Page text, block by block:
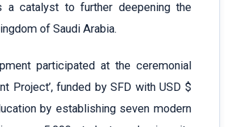
catalyst to further deepening the
of Saudi Arabia.
participated at the ceremonial
Project’, funded by SFD with USD $
by establishing seven modern